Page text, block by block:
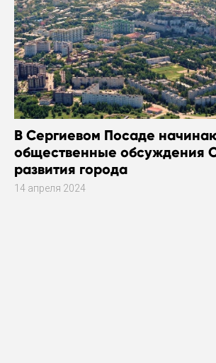
В Сергиевом Посаде
общественные обсуждения
развития города
14 апреля 2024